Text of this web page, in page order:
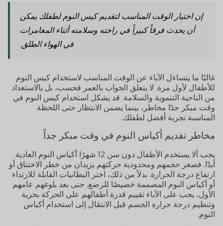
إن اختيار الوقت المناسب لتقديم كيس النوم لطفلك يمكن
أن يحدث فرقاً كبيراً في راحته وسلامته أثناء المغامرات
في الهواء الطلق.
غالبًا ما يتساءل الآباء عن الوقت المناسب لاستخدام كيس النوم
للأطفال لأول مرة. لا يتعلق الجواب بالعمر فحسب، بل بالاستعداد
من الناحية التنموية والسلامة. قد يشكل استخدام كيس النوم في
وقت مبكر جدًا مخاطر، بينما يضمن الانتظار حتى اللحظة
المناسبة تجربة أفضل لطفلك.
مخاطر تقديم أكياس النوم في وقت مبكر جداً
يجب ألا يستخدم الأطفال دون سن 12 شهرًا أكياس النوم العادية
أبدًا. فصغر حجمهم ومحدودية حركتهم يزيدان من خطر الاختناق أو
ارتفاع درجة الحرارة. بدلاً من ذلك، اختر البطانيات القابلة للارتداء
أو أكياس النوم المصممة خصيصًا للرضع. حتى بعد بلوغهم عامهم
الأول، يجب على الآباء تقييم قدرة أطفالهم على الحركة بحرية
وتنظيم درجة حرارة الجسم قبل الانتقال إلى استخدام أكياس
النوم.